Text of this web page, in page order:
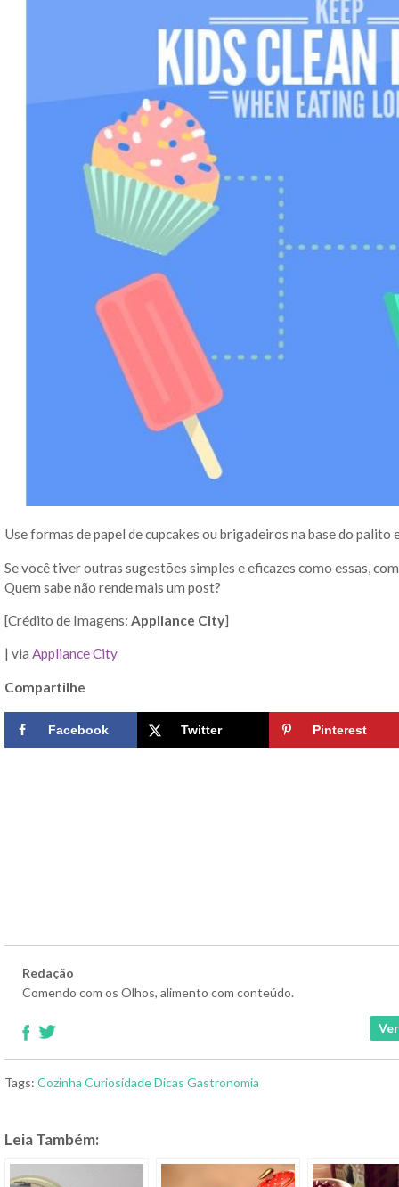
Use formas de papel de cupcakes ou brigadeiros na base do palito
Se você tiver outras sugestões simples e eficazes como essas,
Quem sabe não rende mais um post?
[Crédito de Imagens: Appliance City]
| via Appliance City
Compartilhe
Facebook Twitter Pinterest
Redação
Comendo com os Olhos, alimento com conteúdo.
Tags: Cozinha CuriosidadeDicas Gastronomia
Leia Também: